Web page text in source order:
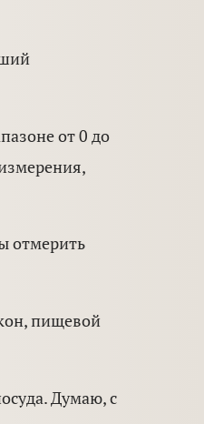
от 0 до
отмерить
пищевой
Думаю, с